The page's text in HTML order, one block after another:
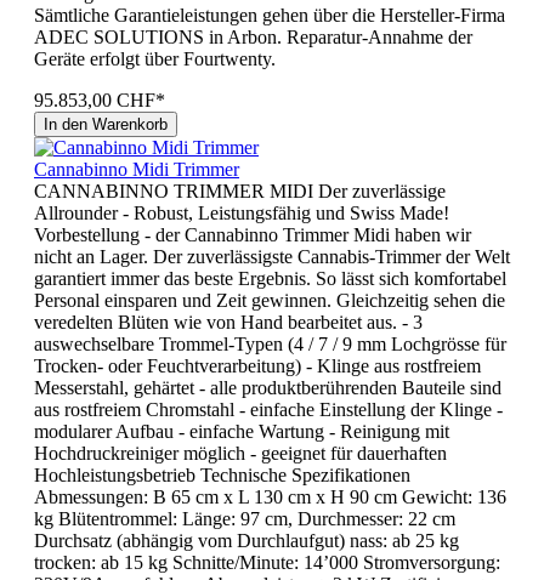
Sämtliche Garantieleistungen gehen über die Hersteller-Firma
ADEC SOLUTIONS in Arbon. Reparatur-Annahme der
Geräte erfolgt über Fourtwenty.
95.853,00 CHF*
In den Warenkorb
Cannabinno Midi Trimmer
CANNABINNO TRIMMER MIDI Der zuverlässige
Allrounder - Robust, Leistungsfähig und Swiss Made!
Vorbestellung - der Cannabinno Trimmer Midi haben wir
nicht an Lager. Der zuverlässigste Cannabis-Trimmer der Welt
garantiert immer das beste Ergebnis. So lässt sich komfortabel
Personal einsparen und Zeit gewinnen. Gleichzeitig sehen die
veredelten Blüten wie von Hand bearbeitet aus. - 3
auswechselbare Trommel-Typen (4 / 7 / 9 mm Lochgrösse für
Trocken- oder Feuchtverarbeitung) - Klinge aus rostfreiem
Messerstahl, gehärtet - alle produktberührenden Bauteile sind
aus rostfreiem Chromstahl - einfache Einstellung der Klinge -
modularer Aufbau - einfache Wartung - Reinigung mit
Hochdruckreiniger möglich - geeignet für dauerhaften
Hochleistungsbetrieb Technische Spezifikationen
Abmessungen: B 65 cm x L 130 cm x H 90 cm Gewicht: 136
kg Blütentrommel: Länge: 97 cm, Durchmesser: 22 cm
Durchsatz (abhängig vom Durchlaufgut) nass: ab 25 kg
trocken: ab 15 kg Schnitte/Minute: 14’000 Stromversorgung: